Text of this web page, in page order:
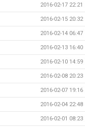
2016-02-17 22:21
2016-02-15 20:32
2016-02-14 06:47
2016-02-13 16:40
2016-02-10 14:59
2016-02-08 20:23
2016-02-07 19:16
2016-02-04 22:48
2016-02-01 08:23